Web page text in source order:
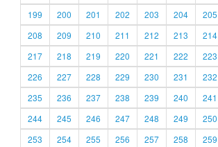
199
200 201 202 203 204 205
208
209 210 211 212 213 214
217
218 219 220 221 222 223
226
227 228 229 230 231 232
235
236 237 238 239 240 241
244
245 246 247 248 249 250
253
254 255 256 257 258 259